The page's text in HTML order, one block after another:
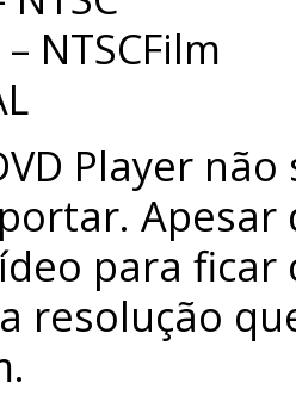
NTSCFilm
Player
Apesar
para
resolução